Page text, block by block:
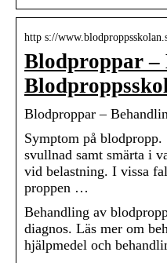
http s://
Blodproppar –
Blodproppar –
Symptom på
svullnad samt smärta i
vid belastning. I vissa
proppen …
Behandling av
diagnos. Läs mer om
hjälpmedel och